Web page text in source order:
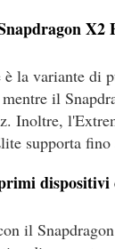
la variante di
il
Inoltre,
supporta fino
il